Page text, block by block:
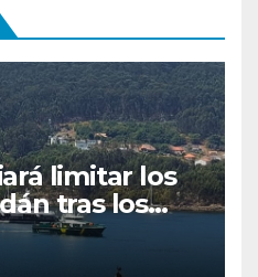
limitar los
tras los
de
O Con